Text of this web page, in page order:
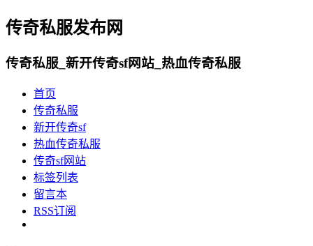
传奇私服发布网
传奇私服_新开传奇sf网站_热血传奇私服
首页
传奇私服
新开传奇sf
热血传奇私服
传奇sf网站
标签列表
留言本
RSS订阅